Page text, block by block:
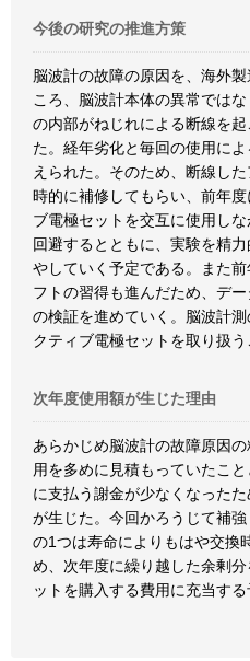
今後の研究の推進方策
脳波計の故障の原因を、海外
ころ、脳波計本体の異常では
の内部がねじれによる断線を
た。経年劣化と毎回の使用に
えられた。そのため、断線し
時的に補修してもらい、前年
ブ電極セットを交互に使用し
回避するとともに、実験を精
やしていく予定である。また
フトの習得も進んだため、デ
の検証を進めていく。脳波計
クティブ電極セットを取り扱う
次年度使用額が生じた理由
あらかじめ脳波計の故障原因
用を多めに見積もっていたこ
に支払う謝金が少なくなった
が生じた。今回かろうじて補
の1つは寿命によりもはや交換
め、次年度に繰り越した余剰
ットを購入する費用に充当する